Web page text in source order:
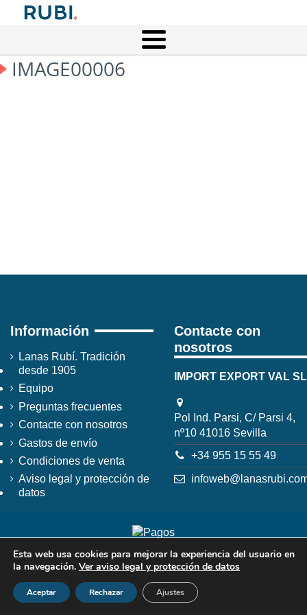
IMAGE00006
Información
Lanas Rubí. Tradición
desde 1905
Equipo
Preguntas frecuentes
Contacte con nosotros
Gastos de envío
Condiciones de venta
Aviso legal y protección de
datos
Contacte con
nosotros
IMPORT EXPORT VAL SL
Pol Ind. Parsi, C/ Parsi 4,
nº10 41016 Sevilla
+34 955 15 55 49
Esta web usa cookies para mejorar la experiencia del usuario en
la navegación. Ver aviso legal y protección de datos
Aceptar Rechazar Ajustes